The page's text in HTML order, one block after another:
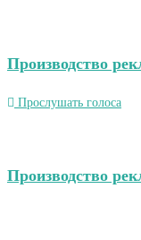
Производство
Прослушать голоса
Производство